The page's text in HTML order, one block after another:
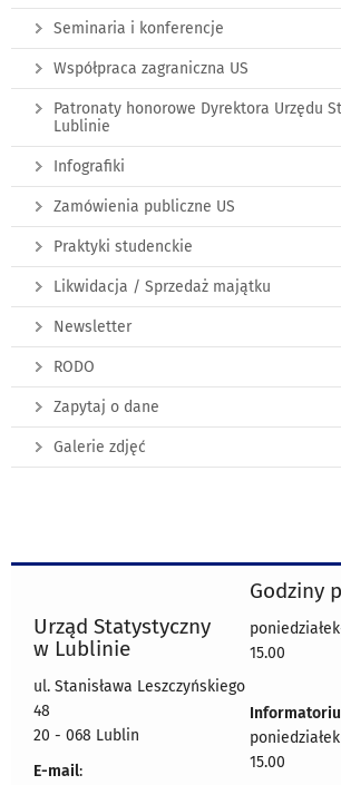
Seminaria i konferencje
Współpraca zagraniczna US
Patronaty honorowe Dyrektora Urzędu
Lublinie
Infografiki
Zamówienia publiczne US
Praktyki studenckie
Likwidacja / Sprzedaż majątku
Newsletter
RODO
Zapytaj o dane
Galerie zdjęć
Urząd Statystyczny
w Lublinie
ul. Stanisława Leszczyńskiego
48
20 - 068 Lublin
E-mail:
Godziny
15.00
15.00